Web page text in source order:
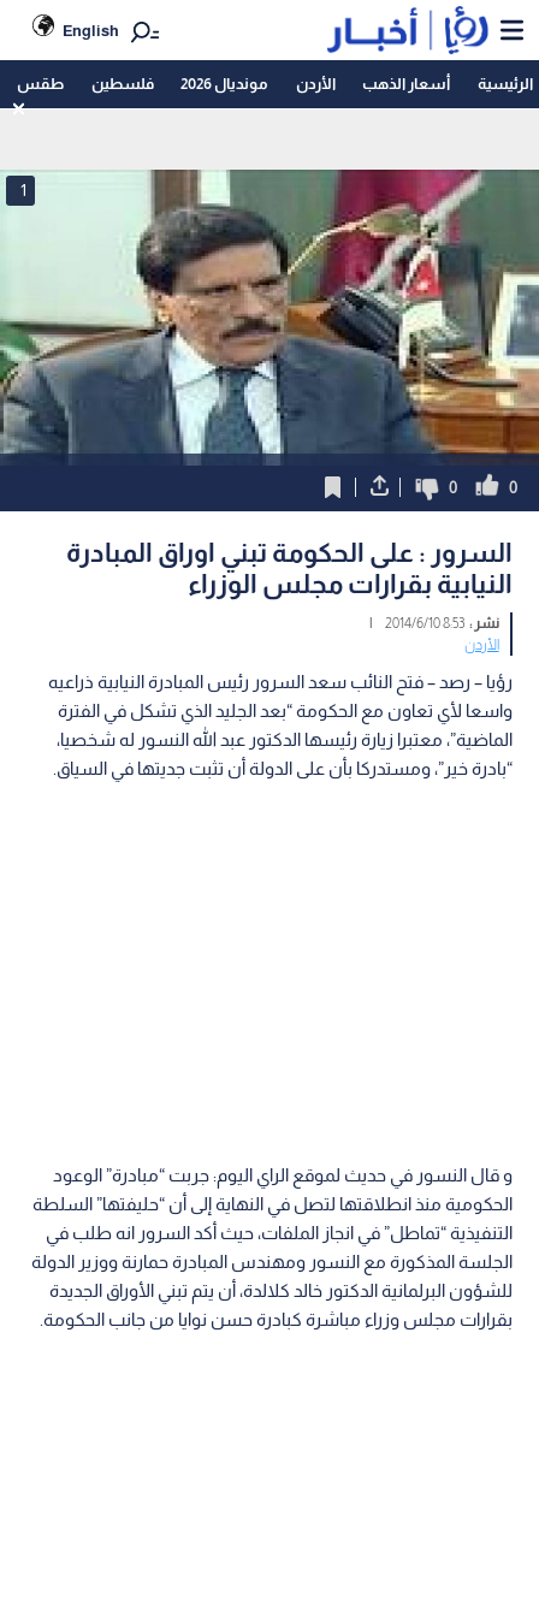
English
الرئيسية أسعار الذهب الأردن مونديال 2026 فلسطين طقس
1
0
0
السرور : على الحكومة تبني اوراق المبادرة
النيابية بقرارات مجلس الوزراء
نشر :8:53 2014/6/10
|
الأردن
رؤيا – رصد – فتح النائب سعد السرور رئيس المبادرة النيابية ذراعيه
واسعا لأي تعاون مع الحكومة “بعد الجليد الذي تشكل في الفترة
الماضية”، معتبرا زيارة رئيسها الدكتور عبد الله النسور له شخصيا،
“بادرة خير”، ومستدركا بأن على الدولة أن تثبت جديتها في السياق.
و قال النسور في حديث لموقع الراي اليوم: جربت “مبادرة” الوعود
الحكومية منذ انطلاقتها لتصل في النهاية إلى أن “حليفتها” السلطة
التنفيذية “تماطل” في انجاز الملفات، حيث أكد السرور انه طلب في
الجلسة المذكورة مع النسور ومهندس المبادرة حمارنة ووزير الدولة
للشؤون البرلمانية الدكتور خالد كلالدة، أن يتم تبني الأوراق الجديدة
بقرارات مجلس وزراء مباشرة كبادرة حسن نوايا من جانب الحكومة.